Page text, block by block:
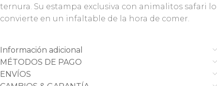
ternura. Su estampa exclusiva con animalitos safari lo
convierte en un infaltable de la hora de comer.
Información adicional
MÉTODOS DE PAGO
ENVÍOS